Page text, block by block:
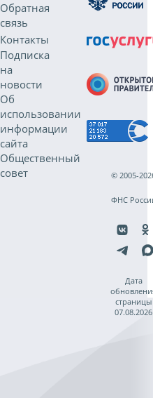
Обратная
связь
Контакты
Подписка
на
новости
Об
использовании
информации
сайта
Общественный
совет
© 2005-
ФНС
Дата
страницы
07.08.2026